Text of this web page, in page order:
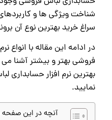
شناخت ویژگی ها و
سراغ خرید بهترین نوع آن
در ادامه این مقاله با انواع
فروشی بهتر و بیشتر آشنا
بهترین نرم افزار حسابداری
نمایید.
آنچه در این صفحه